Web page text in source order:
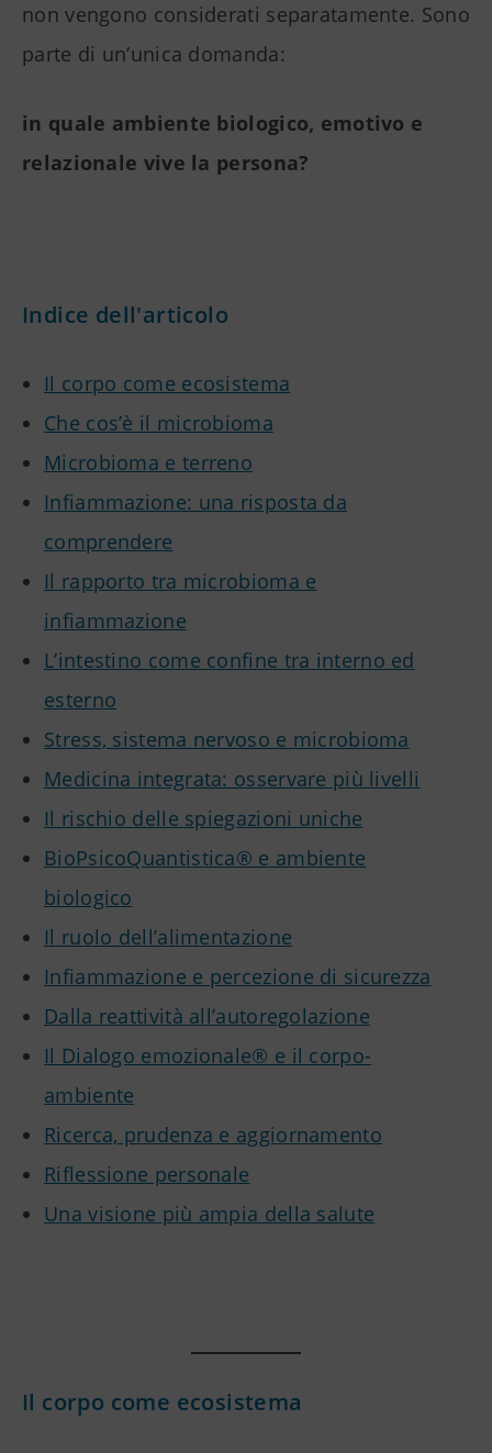
non vengono considerati separatamente. Sono
parte di un’unica domanda:
in quale ambiente biologico, emotivo e
relazionale vive la persona?
Indice dell'articolo
Il corpo come ecosistema
Che cos’è il microbioma
Microbioma e terreno
Infiammazione: una risposta da
comprendere
Il rapporto tra microbioma e
infiammazione
L’intestino come confine tra interno ed
esterno
Stress, sistema nervoso e microbioma
Medicina integrata: osservare più livelli
Il rischio delle spiegazioni uniche
BioPsicoQuantistica® e ambiente
biologico
Il ruolo dell’alimentazione
Infiammazione e percezione di sicurezza
Dalla reattività all’autoregolazione
Il Dialogo emozionale® e il corpo-
ambiente
Ricerca, prudenza e aggiornamento
Riflessione personale
Una visione più ampia della salute
Il corpo come ecosistema